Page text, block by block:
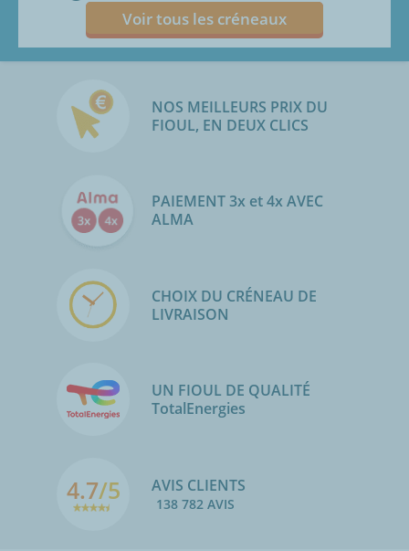
Voir tous les créneaux
NOS MEILLEURS PRIX DU
FIOUL, EN DEUX CLICS
PAIEMENT 3x et 4x AVEC
ALMA
CHOIX DU CRÉNEAU DE
LIVRAISON
UN FIOUL DE QUALITÉ
TotalEnergies
4.7/5 AVIS CLIENTS
138 782 AVIS